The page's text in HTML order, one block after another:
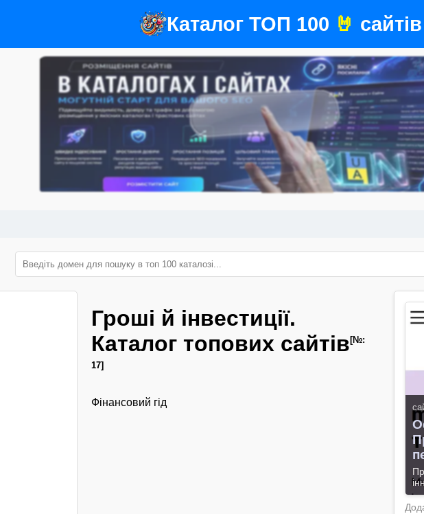
Каталог ТОП 100 🤘 сайтів
Гроші й інвестиції.
Каталог топових сайтів [№:
17]
Фінансовий гід